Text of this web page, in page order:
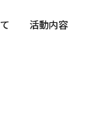
活動内容